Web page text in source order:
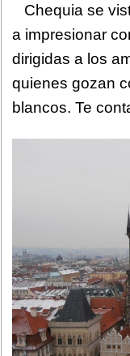
Chequia se
a impresionar
dirigidas a los
quienes gozan
blancos. Te